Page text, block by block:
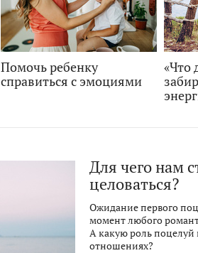
Помочь ребенку
справиться с эмоциями
«Что
Для чего нам
целоваться?
Ожидание первого
момент любого
А какую роль поцелуй
отношениях?